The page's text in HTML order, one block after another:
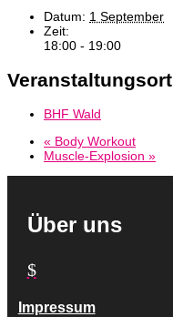
Datum: 1 September
Zeit:
18:00 - 19:00
Veranstaltungsort
BHF Wald
« Body Workout
Muscle-Explosion »
Über uns
$
Impressum